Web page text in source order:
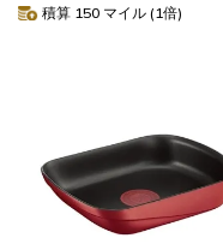
積算 150 マイル (1倍)